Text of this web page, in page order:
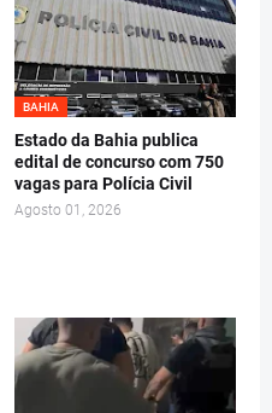
BAHIA
Estado da Bahia publica
edital de concurso com 750
vagas para Polícia Civil
Agosto 01, 2026